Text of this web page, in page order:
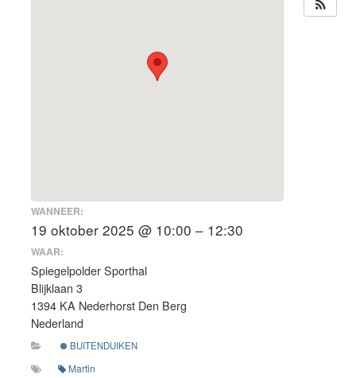
WANNEER:
19 oktober 2025 @ 10:00 – 12:30
WAAR:
Spiegelpolder Sporthal
Blijklaan 3
1394 KA Nederhorst Den Berg
Nederland
BUITENDUIKEN
Martin